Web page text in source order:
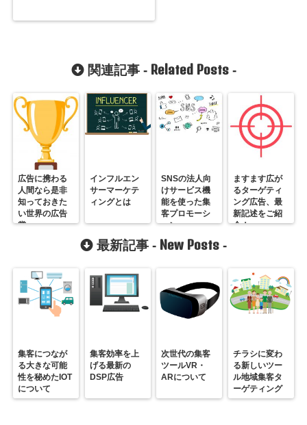
関連記事 - Related Posts-
広告に携わる
人間なら是非
知っておきた
い世界の広告
賞
インフルエン
サーマーケテ
ィングとは
SNSの法人向
けサービス機
能を使った集
客プロモーシ
ョン
ますます広が
るターゲティ
ング広告、最
新記述をご紹
介！
最新記事 - New Posts -
集客につなが
る大きな可能
性を秘めたIOT
について
集客効率を上
げる最新の
DSP広告
次世代の集客
ツールVR・
ARについて
チラシに変わ
る新しいツー
ル地域集客タ
ーゲティング